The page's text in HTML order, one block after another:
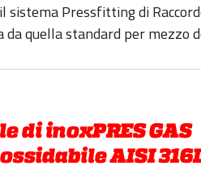
il sistema Pressfitting di
da quella standard per mezzo
di inoxPRES GAS
AISI